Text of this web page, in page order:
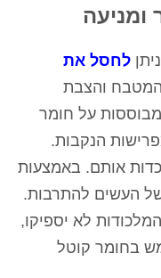
לחסל את
המטבח והצבת
מבוססות על חומר
הנקבות.
אותם. באמצעות
העשים להתרבות.
לא יספיקו,
בחומר קוטל